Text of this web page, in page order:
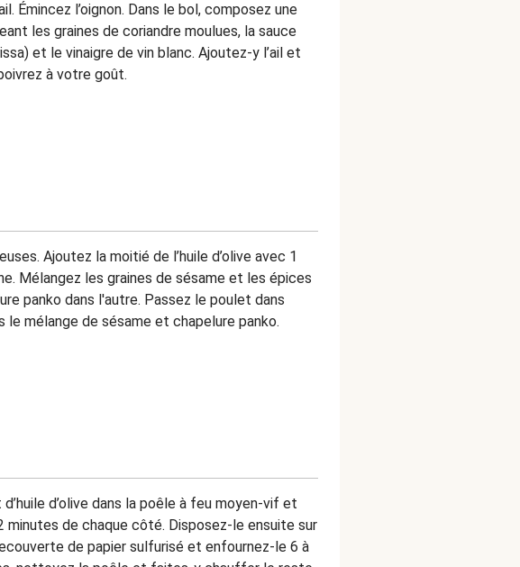
Émincez l’oignon. Dans le bol, composez une
les graines de coriandre moulues, la sauce
et le vinaigre de vin blanc. Ajoutez-y l’ail et
à votre goût.
Ajoutez la moitié de l’huile d’olive avec 1
Mélangez les graines de sésame et les épices
panko dans l'autre. Passez le poulet dans
le mélange de sésame et chapelure panko.
d’olive dans la poêle à feu moyen-vif et
de chaque côté. Disposez-le ensuite sur
de papier sulfurisé et enfournez-le 6 à